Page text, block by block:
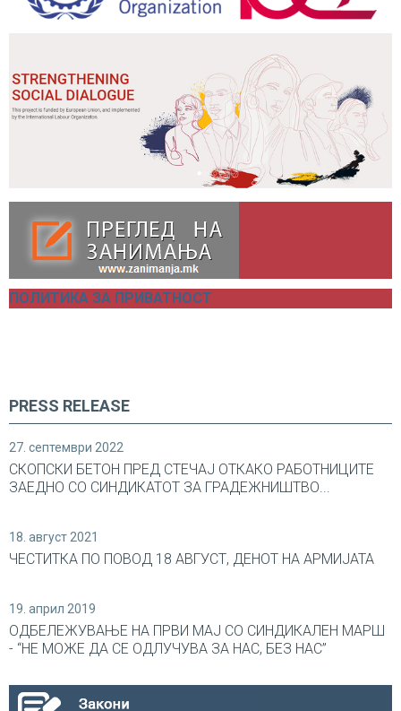
ПОЛИТИКА ЗА ПРИВАТНОСТ
PRESS RELEASE
27. септември 2022
СКОПСКИ БЕТОН ПРЕД СТЕЧАЈ ОТКАКО РАБОТНИЦИТЕ
ЗАЕДНО СО СИНДИКАТОТ ЗА ГРАДЕЖНИШТВО...
18. август 2021
ЧЕСТИТКА ПО ПОВОД 18 АВГУСТ, ДЕНОТ НА АРМИЈАТА
19. април 2019
ОДБЕЛЕЖУВАЊЕ НА ПРВИ МАЈ СО СИНДИКАЛEН МАРШ
- “НЕ МОЖЕ ДА СЕ ОДЛУЧУВА ЗА НАС, БЕЗ НАС”